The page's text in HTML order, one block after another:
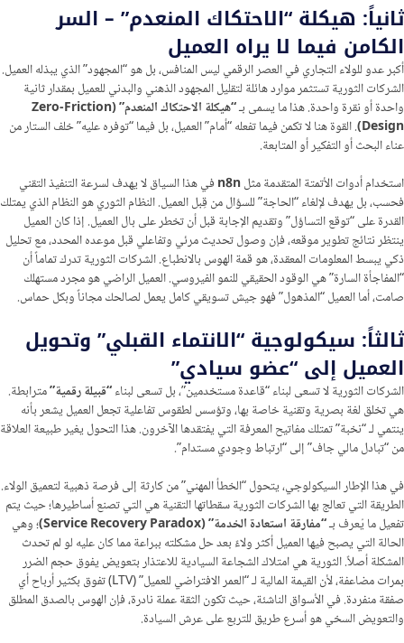
ثانياً: هيكلة “الاحتكاك المنعدم” – السر
الكامن فيما لا يراه العميل
أكبر عدو للولاء التجاري في العصر الرقمي ليس المنافس، بل هو “المجهود” الذي يبذله العميل.
الشركات الثورية تستثمر موارد هائلة لتقليل المجهود الذهني والبدني للعميل بمقدار ثانية
واحدة أو نقرة واحدة. هذا ما يسمى بـ
“هيكلة الاحتكاك المنعدم” (Zero-Friction
Design) . القوة هنا لا تكمن فيما تفعله “أمام” العميل، بل فيما “توفره عليه” خلف الستار من
عناء البحث أو التفكير أو المتابعة.
استخدام أدوات الأتمتة المتقدمة مثلn8nفي هذا السياق لا يهدف لسرعة التنفيذ التقني
فحسب، بل يهدف لإلغاء “الحاجة” للسؤال من قِبل العميل. النظام الثوري هو النظام الذي يمتلك
القدرة على “توقع التساؤل” وتقديم الإجابة قبل أن تخطر على بال العميل. إذا كان العميل
ينتظر نتائج تطوير موقعه، فإن وصول تحديث مرئي وتفاعلي قبل موعده المحدد، مع تحليل
ذكي يبسط المعلومات المعقدة، هو قمة الهوس بالانطباع. الشركات الثورية تدرك تماماً أن
“المفاجأة السارة” هي الوقود الحقيقي للنمو الفيروسي. العميل الراضي هو مجرد مستهلك
صامت، أما العميل “المذهول” فهو جيش تسويقي كامل يعمل لصالحك مجاناً وبكل حماس.
ثالثاً: سيكولوجية “الانتماء القبلي” وتحويل
العميل إلى “عضو سيادي”
الشركات الثورية لا تسعى لبناء “قاعدة مستخدمين”، بل تسعى لبناء“قبيلة رقمية”مترابطة.
هي تخلق لغة بصرية وتقنية خاصة بها، وتؤسس لطقوس تفاعلية تجعل العميل يشعر بأنه
ينتمي لـ “نخبة” تمتلك مفاتيح المعرفة التي يفتقدها الآخرون. هذا التحول يغير طبيعة العلاقة
من “تبادل مالي جاف” إلى “ارتباط وجودي مستدام”.
في هذا الإطار السيكولوجي، يتحول “الخطأ المهني” من كارثة إلى فرصة ذهبية لتعميق الولاء.
الطريقة التي تعالج بها الشركات الثورية سقطاتها التقنية هي التي تصنع أساطيرها؛ حيث يتم
تفعيل ما يُعرف بـ“مفارقة استعادة الخدمة” (Service Recovery Paradox)
؛ وهي
الحالة التي يصبح فيها العميل أكثر ولاءً بعد حل مشكلته ببراعة مما كان عليه لو لم تحدث
المشكلة أصلاً. الثورية هي امتلاك الشجاعة السيادية للاعتذار بتعويض يفوق حجم الضرر
بمرات مضاعفة، لأن القيمة المالية لـ “العمر الافتراضي للعميل” (LTV) تفوق بكثير أرباح أي
صفقة منفردة. في الأسواق الناشئة، حيث تكون الثقة عملة نادرة، فإن الهوس بالصدق المطلق
والتعويض السخي هو أسرع طريق للتربع على عرش السيادة.